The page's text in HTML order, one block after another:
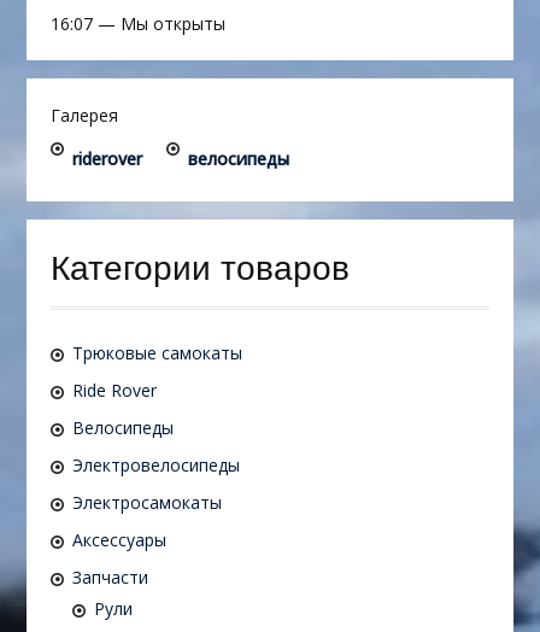
16:07— Мы открыты
Галерея
riderover
велосипеды
Категории товаров
Трюковые самокаты
Ride Rover
Велосипеды
Электровелосипеды
Электросамокаты
Аксессуары
Запчасти
Рули